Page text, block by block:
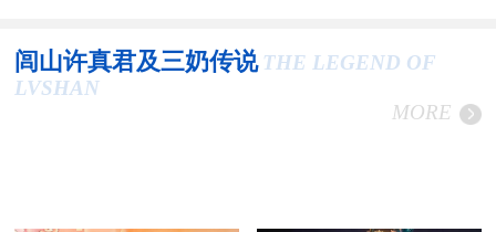
闾山许真君及三奶传说 THE LEGEND OF
LVSHAN
MORE